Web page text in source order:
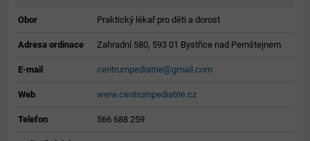
Obor Praktický lékař pro děti a dorost
Adresa ordinace Zahradní 580, 593 01 Bystřice nad Pernštejnem
E-mail centrumpediatrie@gmail.com
Web www.centrumpediatrie.cz
Telefon 566 688 259